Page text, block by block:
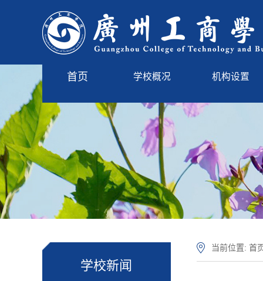
首页 学校概况
学校简介
现任领导
学校标识
学校章程
学校沿革
机构设置
学校新闻
当前位置: 首